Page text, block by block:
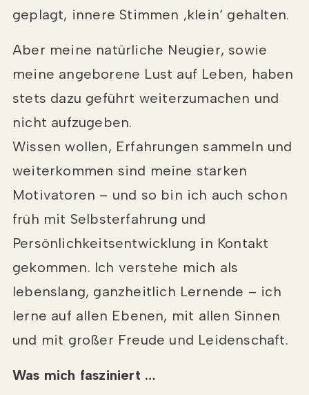
geplagt, innere Stimmen ‚klein‘ gehalten.
Aber meine natürliche Neugier, sowie
meine angeborene Lust auf Leben, haben
stets dazu geführt weiterzumachen und
nicht aufzugeben.
Wissen wollen, Erfahrungen sammeln und
weiterkommen sind meine starken
Motivatoren – und so bin ich auch schon
früh mit Selbsterfahrung und
Persönlichkeitsentwicklung in Kontakt
gekommen. Ich verstehe mich als
lebenslang, ganzheitlich Lernende – ich
lerne auf allen Ebenen, mit allen Sinnen
und mit großer Freude und Leidenschaft.
Was mich fasziniert …